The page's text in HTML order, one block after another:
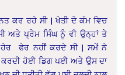
ਕਰ ਰਹੇ ਸੀ | ਖੇਤੀ ਦੇ ਕੰਮ ਵਿਚ
ਅਤੇ ਪ੍ਰੇਮ ਸਿੰਘ ਨੂੰ ਵੀ ਉਨ੍ਹਾਂ ਤੇ
ਫੇਰ ਨਹੀਂ ਕਰਦੇ ਸੀ | ਸਮੇਂ ਨੇ
ਹੋਈ ਡਿਗ ਪਈ ਅਤੇ ਉਸ ਦਾ